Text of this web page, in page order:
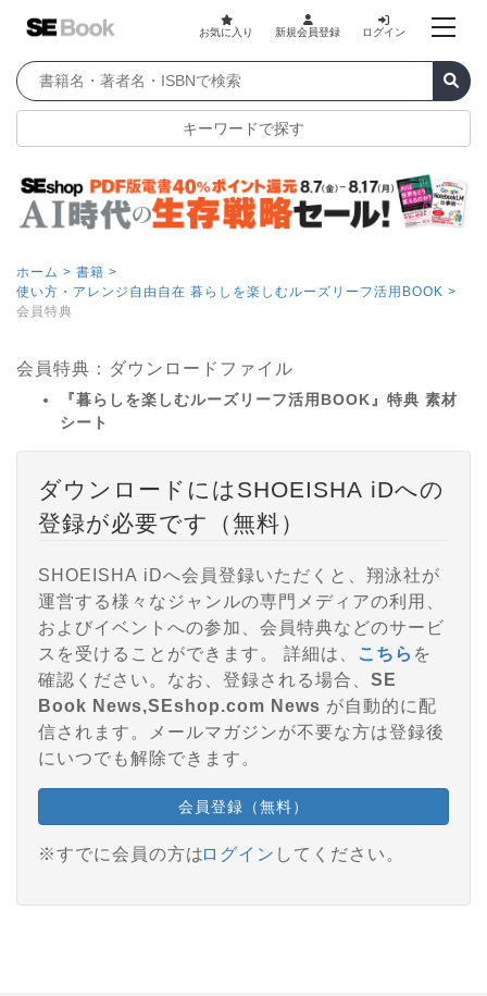
お気に入り 新規会員登録 ログイン
キーワードで探す
ホーム > 書籍 >
使い方・アレンジ自由自在 暮らしを楽しむルーズリーフ活用BOOK >
会員特典
会員特典：ダウンロードファイル
『暮らしを楽しむルーズリーフ活用BOOK』特典 素材
シート
ダウンロードにはSHOEISHA iDへの
登録が必要です（無料）
SHOEISHA iDへ会員登録いただくと、翔泳社が
運営する様々なジャンルの専門メディアの利用、
およびイベントへの参加、会員特典などのサービ
スを受けることができます。 詳細は、
こちら を
確認ください。なお、登録される場合、 SE
Book News,SEshop.com News が自動的に配
信されます。メールマガジンが不要な方は登録後
にいつでも解除できます。
会員登録（無料）
※すでに会員の方はログイン してください。